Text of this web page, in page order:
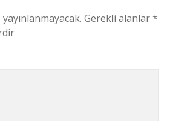
Gerekli alanlar*